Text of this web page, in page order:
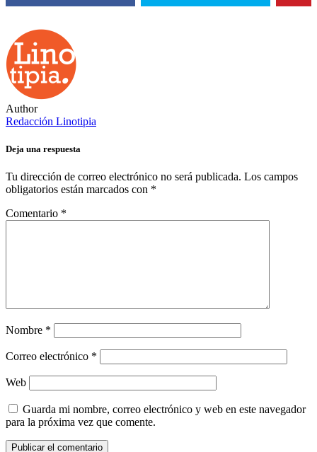
Author
Redacción Linotipia
Deja una respuesta
Tu dirección de correo electrónico no será publicada. Los campos
obligatorios están marcados con *
Comentario *
Nombre *
Correo electrónico *
Web
Guarda mi nombre, correo electrónico y web en este navegador
para la próxima vez que comente.